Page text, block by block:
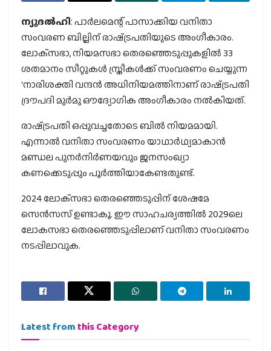
ന്യൂദല്‍ഹി: പാര്‍ലമെന്റ് പാസാക്കിയ വനിതാ
സംവരണ ബില്ലിന് രാഷ്‌ട്രപതിയുടെ അംഗീകാരം.
ലോക്‌സഭാ, നിയമസഭാ തെരഞ്ഞെടുപ്പുകളില്‍ 33
ശതമാനം സീറ്റുകള്‍ സ്ത്രീകള്‍ക്ക് സംവരണം ചെയ്യുന്ന
‘നാരിശക്തി വന്ദന്‍ അധിനിയമത്തിനാണ് രാഷ്‌ട്രപതി
ദ്രൗപദി മുര്‍മു ഔദ്യോഗിക അംഗീകാരം നല്‍കിയത്.
രാഷ്‌ട്രപതി ഒപ്പുവച്ചതോടെ ബില്‍ നിയമമായി.
എന്നാല്‍ വനിതാ സംവരണം യാഥാര്‍ഥ്യമാകാന്‍
മണ്ഡല പുനര്‍നിര്‍ണയവും ജനസംഖ്യാ
കണക്കെടുപ്പും പൂര്‍ത്തിയാകേണ്ടതുണ്ട്.
2024 ലോക്‌സഭാ തെരഞ്ഞെടുപ്പിന് ശേഷമേ
സെന്‍സസ് ഉണ്ടാകൂ. ഈ സാഹചര്യത്തില്‍ 2029ലെ
ലോകസഭാ തെരഞ്ഞെടുപ്പിലാണ് വനിതാ സംവരണം
നടപ്പിലാവുക.
Latest from this Category